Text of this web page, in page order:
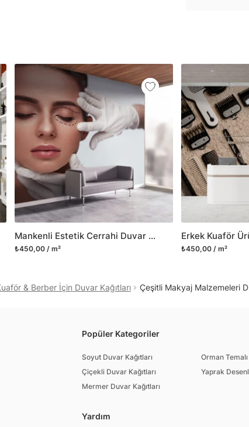
Mankenli Estetik Cerrahi Duvar Kağıdı Güzellik Merkezi Duvar Posteri
₺450,00 / m² ₺450,00 / m²
Yüzeyi
kanvas
ve
kritik
sıra
& Berber İçin Duvar Kağıtları Çeşitli Makyaj Malzemeleri
Popüler Kategoriler
Soyut Duvar Kağıtları
Çiçekli Duvar Kağıtları
Mermer Duvar Kağıtları
Orman
Yaprak
Yardım